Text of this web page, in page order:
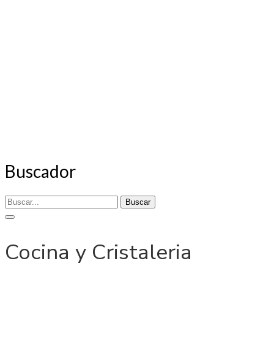
Buscador
Buscar
Cocina y Cristaleria